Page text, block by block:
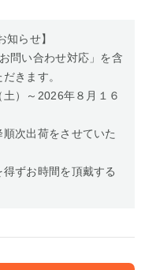
知らせ】
問い合わせ対応」を含
きます。
）～2026年８月１６
次出荷をさせていた
ずお時間を頂戴する